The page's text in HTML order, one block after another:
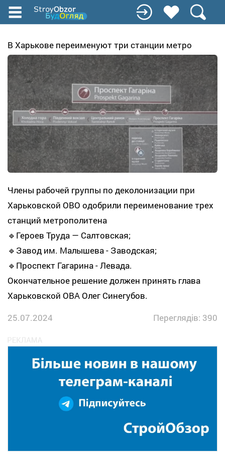
Перейти
содержанию
В Харькове переименуют три станции метро
Члены рабочей группы по деколонизации при
Харьковской ОВО одобрили переименование трех
станций метрополитена
🔹Героев Труда — Салтовская;
🔹Завод им. Малышева - Заводская;
🔹Проспект Гагарина - Левада.
Окончательное решение должен принять глава
Харьковской ОВА Олег Синегубов.
25.07.2024
Переглядів: 390